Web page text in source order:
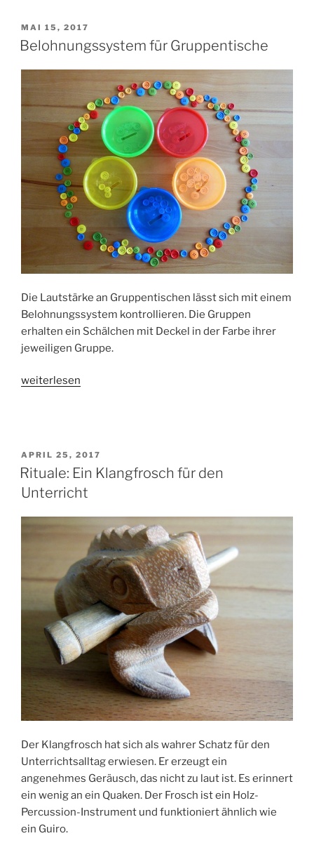
VERÖFFENTLICHT
AM
MAI 15, 2017
Belohnungssystem für Gruppentische
Die Lautstärke an Gruppentischen lässt sich mit einem
Belohnungssystem kontrollieren. Die Gruppen
erhalten ein Schälchen mit Deckel in der Farbe ihrer
jeweiligen Gruppe.
„Belohnungssystem
weiterlesen
VERÖFFENTLICHT
AM
APRIL 25, 2017
Rituale: Ein Klangfrosch für den
Unterricht
Der Klangfrosch hat sich als wahrer Schatz für den
Unterrichtsalltag erwiesen. Er erzeugt ein
angenehmes Geräusch, das nicht zu laut ist. Es erinnert
ein wenig an ein Quaken. Der Frosch ist ein Holz-
Percussion-Instrument und funktioniert ähnlich wie
ein Guiro.